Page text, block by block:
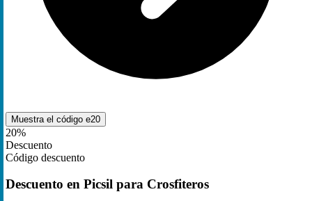
Muestra el código e20
20%
Descuento
Código descuento
Descuento en Picsil para Crosfiteros